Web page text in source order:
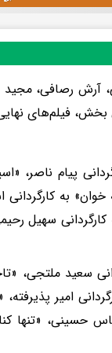
آرش رصافی،
فیلم‌های نهایی
میثم محمد خانی، «اس پی ۱۱۰» به
به
سهیل
سعید ملتجی،
امیر
«تنها